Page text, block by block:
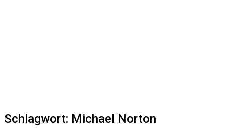
Schlagwort: Michael Norton